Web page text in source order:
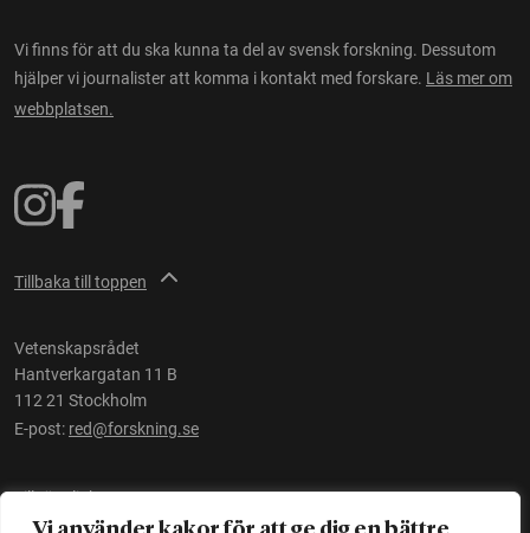
Vi finns för att du ska kunna ta del av svensk forskning. Dessutom
hjälper vi journalister att komma i kontakt med forskare. Läs mer om
webbplatsen.
Tillbaka till toppen
Vetenskapsrådet
Hantverkargatan 11 B
112 21 Stockholm
E-post: red@forskning.se
Tillgänglighet